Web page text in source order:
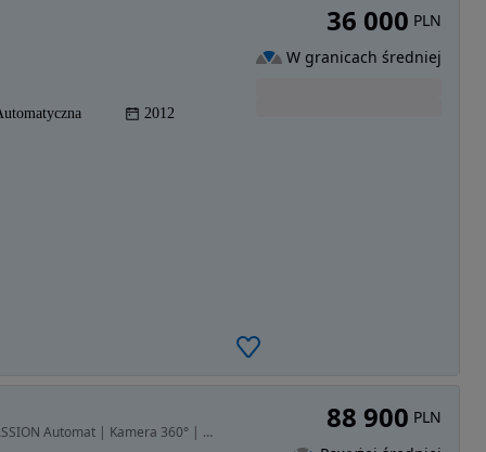
2012
36 000 PLN
W granicach średniej
1998 cm3 • 165 KM • Mazda CX-5 2.0 165KM SkyPASSION Automat | Kamera 360° | Salon PL | VAT 88 900 PLN